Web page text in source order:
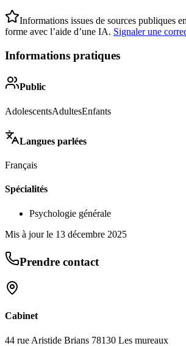
Informations issues de sources publiques
forme avec l’aide d’une IA. Signaler une
Informations pratiques
Public
AdolescentsAdultesEnfants
Langues parlées
Français
Spécialités
Psychologie générale
Mis à jour le 13 décembre 2025
Prendre contact
Cabinet
44 rue Aristide Brians 78130 Les mureaux